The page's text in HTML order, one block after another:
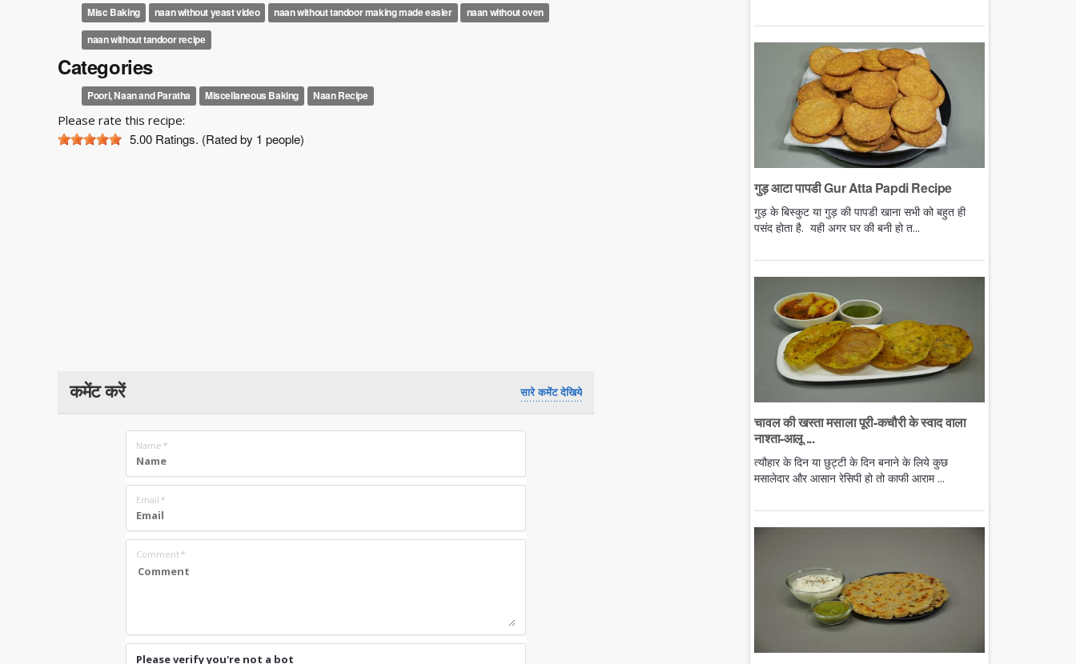
Misc Baking naan without yeast video naan without tandoor making made easier
naan without oven
naan without tandoor recipe
Categories
Poori, Naan and Paratha Miscellaneous Baking Naan Recipe
Please rate this recipe:
5.00 Ratings. (Rated by 1 people)
कमेंट करें सारे कमेंट देखिये
Name *
Email *
Comment*
Please verify you're not a bot
गुड़ आटा पापडी Gur Atta Papdi Recipe
गुड़ के बिस्कुट या गुड़ की पापडी खाना सभी को बहुत ही
पसंद होता है. यही अगर घर की बनी हो त...
चावल की खस्ता मसाला पूरी-कचौरी के स्वाद वाला
नाश्ता-आलू ...
त्यौहार के दिन या छुट्टी के दिन बनाने के लिये कुछ
मसालेदार और आसान रेसिपी हो तो काफी आराम ...